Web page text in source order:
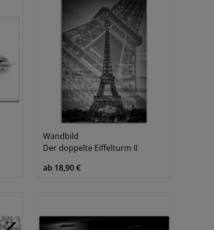
Wandbild
Der doppelte Eiffelturm II
ab 18,90 €